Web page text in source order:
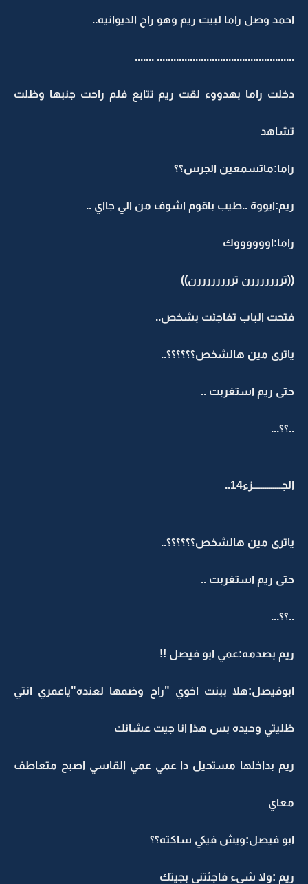
احمد وصل راما لبيت ريم وهو راح الديوانيه..
.................................................. .......
دخلت راما بهدووء لقت ريم تتابع فلم راحت جنبها وظلت
تشاهد
راما:ماتسمعين الجرس؟؟
ريم:ايووة ..طيب باقوم اشوف من الي جااي ..
راما:اووووووك
((ترررررررن تررررررررن))
فتحت الباب تفاجئت بشخص..
ياترى مين هالشخص؟؟؟؟؟؟..
حتى ريم استغربت ..
..؟؟...
الجــــــــــــــزء14..
ياترى مين هالشخص؟؟؟؟؟؟..
حتى ريم استغربت ..
..؟؟...
ريم بصدمه:عمي ابو فيصل !!
ابوفيصل:هلا ببنت اخوي "راح وضمها لعنده"ياعمري انتي
ظليتي وحيده بس هذا انا جيت عشانك
ريم بداخلها مستحيل دا عمي عمي القاسي اصبح متعاطف
معاي
ابو فيصل:ويش فيكي ساكته؟؟
ريم :ولا شيء فاجئتني بجيتك